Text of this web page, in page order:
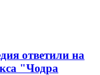
ответили на
"Чодра